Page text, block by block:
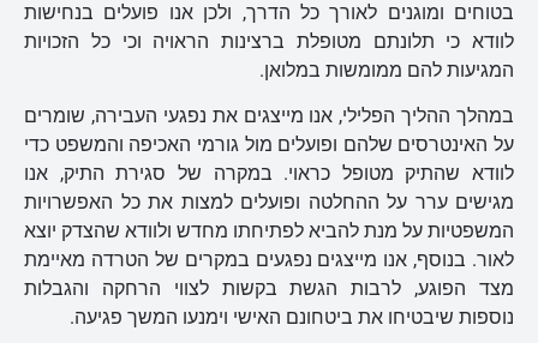
בטוחים ומוגנים לאורך כל הדרך, ולכן אנו פועלים בנחישות
לוודא כי תלונתם מטופלת ברצינות הראויה וכי כל הזכויות
המגיעות להם ממומשות במלואן.
במהלך ההליך הפלילי, אנו מייצגים את נפגעי העבירה, שומרים
על האינטרסים שלהם ופועלים מול גורמי האכיפה והמשפט כדי
לוודא שהתיק מטופל כראוי. במקרה של סגירת התיק, אנו
מגישים ערר על ההחלטה ופועלים למצות את כל האפשרויות
המשפטיות על מנת להביא לפתיחתו מחדש ולוודא שהצדק יוצא
לאור. בנוסף, אנו מייצגים נפגעים במקרים של הטרדה מאיימת
מצד הפוגע, לרבות הגשת בקשות לצווי הרחקה והגבלות
נוספות שיבטיחו את ביטחונם האישי וימנעו המשך פגיעה.